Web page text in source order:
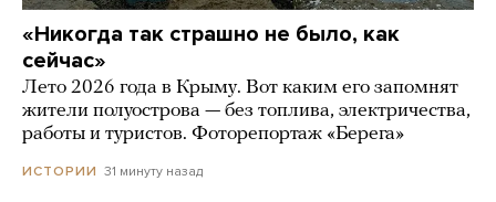
«Никогда так страшно не было, как
сейчас»
Лето 2026 года в Крыму. Вот каким его запомнят
жители полуострова — без топлива, электричества,
работы и туристов. Фоторепортаж «Берега»
ИСТОРИИ 31 минуту назад